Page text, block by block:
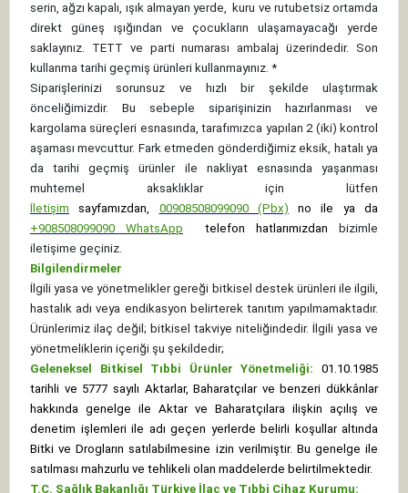
serin, ağzı kapalı, ışık almayan yerde, kuru ve rutubetsiz ortamda
direkt güneş ışığından ve çocukların ulaşamayacağı yerde
saklayınız. TETT ve parti numarası ambalaj üzerindedir. Son
kullanma tarihi geçmiş ürünleri kullanmayınız. *
Siparişlerinizi sorunsuz ve hızlı bir şekilde ulaştırmak
önceliğimizdir. Bu sebeple siparişinizin hazırlanması ve
kargolama süreçleri esnasında, tarafımızca yapılan 2 (iki) kontrol
aşaması mevcuttur. Fark etmeden gönderdiğimiz eksik, hatalı ya
da tarihi geçmiş ürünler ile nakliyat esnasında yaşanması
muhtemel aksaklıklar için lütfen
İletişim
sayfamızdan, 00908508099090 (Pbx) no ile ya da
+908508099090 WhatsApp telefon hatlarımızdan bizimle
iletişime geçiniz.
Bilgilendirmeler
İlgili yasa ve yönetmelikler gereği bitkisel destek ürünleri ile ilgili,
hastalık adı veya endikasyon belirterek tanıtım yapılmamaktadır.
Ürünlerimiz ilaç değil; bitkisel takviye niteliğindedir. İlgili yasa ve
yönetmeliklerin içeriği şu şekildedir;
Geleneksel Bitkisel Tıbbi Ürünler Yönetmeliği: 01.10.1985
tarihli ve 5777 sayılı Aktarlar, Baharatçılar ve benzeri dükkânlar
hakkında genelge ile Aktar ve Baharatçılara ilişkin açılış ve
denetim işlemleri ile adı geçen yerlerde belirli koşullar altında
Bitki ve Drogların satılabilmesine izin verilmiştir. Bu genelge ile
satılması mahzurlu ve tehlikeli olan maddelerde belirtilmektedir.
T.C. Sağlık Bakanlığı Türkiye İlaç ve Tıbbi Cihaz Kurumu: